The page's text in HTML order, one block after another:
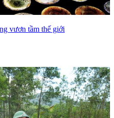
vươn tầm thế giới